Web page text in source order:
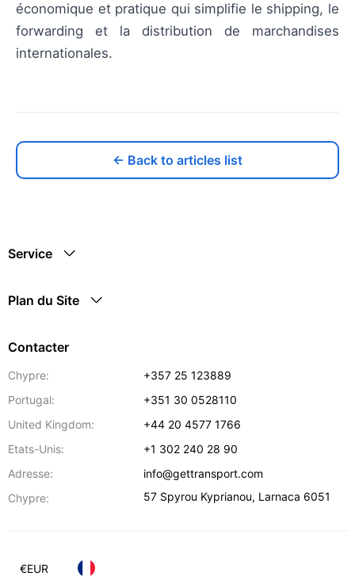
économique et pratique qui simplifie le shipping, le
forwarding et la distribution de marchandises
internationales.
← Back to articles list
Service
Plan du Site
Contacter
Chypre:
+357 25 123889
Portugal:
+351 30 0528110
United Kingdom:
+44 20 4577 1766
Etats-Unis:
+1 302 240 28 90
Adresse:
info@gettransport.com
Chypre:
57 Spyrou Kyprianou, Larnaca 6051
€EUR